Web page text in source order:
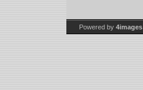
Powered by 4images